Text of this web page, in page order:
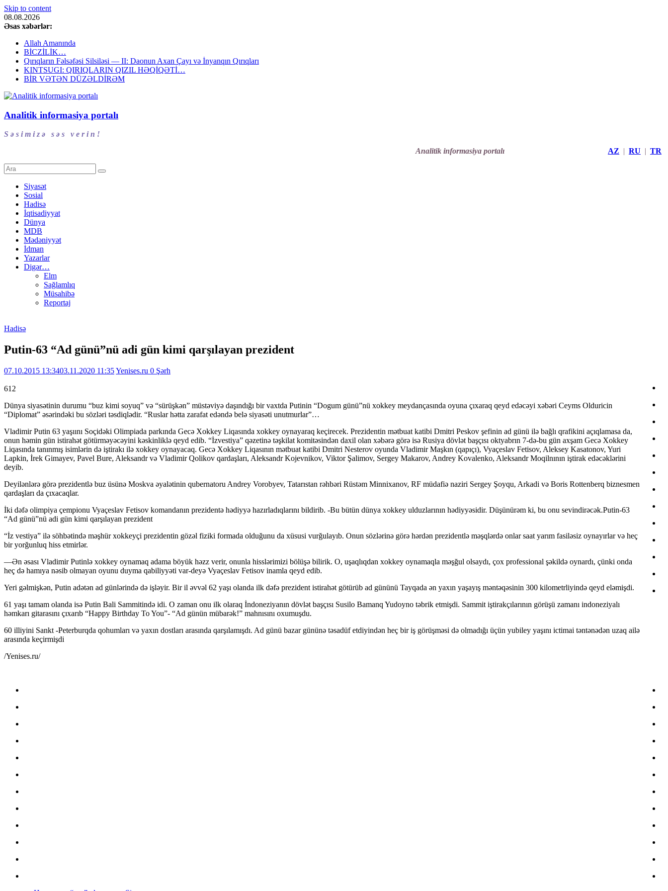
Skip to content
08.08.2026
Əsas xəbərlər:
Allah Amanında
BİCZİLİK…
Qırıqların Fəlsəfəsi Silsiləsi — II: Daonun Axan Çayı və İnyanqın Qırıqları
KINTSUGI: QIRIQLARIN QIZIL HƏQİQƏTİ…
BİR VƏTƏN DÜZƏLDİRƏM
Analitik informasiya portalı
S ə s i m i z ə s ə s v e r i n !
Analitik informasiya portalı
AZ | RU | TR
Siyasət
Sosial
Hadisə
İqtisadiyyat
Dünya
MDB
Mədəniyyət
İdman
Yazarlar
Digər…
Elm
Sağlamlıq
Müsahibə
Reportaj
Hadisə
Putin-63 “Ad günü”nü adi gün kimi qarşılayan prezident
07.10.2015 13:3403.11.2020 11:35Yenises.ru 0 Şərh
612
Dünya siyasətinin durumu “buz kimi soyuq” və “sürüşkən” müstəviyə daşındığı bir vaxtda Putinin “Dogum günü”nü xokkey meydançasında oyuna çıxaraq qeyd edəcəyi xəbəri Ceyms Olduricin
“Diplomat” əsərindəki bu sözləri təsdiqlədir. “Ruslar hətta zarafat edəndə belə siyasəti unutmurlar”…
Vladimir Putin 63 yaşıını Soçidəki Olimpiada parkında Gecə Xokkey Liqasında xokkey oynayaraq keçirecek. Prezidentin mətbuat katibi Dmitri Peskov şefinin ad günü ilə bağlı qrafikini açıqlamasa da,
onun həmin gün istirahət götürməyəcəyini kəskinliklə qeyd edib. “İzvestiya” qəzetinə təşkilat komitəsindən daxil olan xəbərə görə isə Rusiya dövlət başçısı oktyabrın 7-də-bu gün axşam Gecə Xokkey
Liqasında tanınmış isimlərin də iştirakı ilə xokkey oynayacaq. Gecə Xokkey Liqasının mətbuat katibi Dmitri Nesterov oyunda Vladimir Maşkın (qapıçı), Vyaçeslav Fetisov, Aleksey Kasatonov, Yuri
Lapkin, İrek Gimayev, Pavel Bure, Aleksandr və Vladimir Qolikov qardaşları, Aleksandr Kojevnikov, Viktor Şalimov, Sergey Makarov, Andrey Kovalenko, Aleksandr Moqilnının iştirak edəcəklərini
deyib.
Deyilənlərə görə prezidentlə buz üsünə Moskva əyalətinin qubernatoru Andrey Vorobyev, Tatarıstan rəhbəri Rüstəm Minnixanov, RF müdafiə naziri Sergey Şoyqu, Arkadi və Boris Rottenberq biznesmen
qardaşları da çıxacaqlar.
İki dəfə olimpiya çempionu Vyaçeslav Fetisov komandanın prezidentə hədiyyə hazırladıqlarını bildirib. -Bu bütün dünya xokkey ulduzlarının hədiyyəsidir. Düşünürəm ki, bu onu sevindirəcək.Putin-63
“Ad günü”nü adi gün kimi qarşılayan prezident
“İz vestiya” ilə söhbətində məşhür xokkeyçi prezidentin gözəl fiziki formada olduğunu da xüsusi vurğulayıb. Onun sözlərinə görə hərdən prezidentlə məşqlərdə onlar saat yarım fasiləsiz oynayırlar və heç
bir yorğunluq hiss etmirlər.
—Ən əsası Vladimir Putinlə xokkey oynamaq adama böyük həzz verir, onunla hisslərimizi bölüşə bilirik. O, uşaqlıqdan xokkey oynamaqla məşğul olsaydı, çox professional şəkildə oynardı, çünki onda
heç də hamıya nəsib olmayan oyunu duyma qabiliyyəti var-deyə Vyaçeslav Fetisov inamla qeyd edib.
Yeri gəlmişkən, Putin adətən ad günlərində də işləyir. Bir il əvvəl 62 yaşı olanda ilk dəfə prezident istirahət götürüb ad gününü Tayqada ən yaxın yaşayış məntəqəsinin 300 kilometrliyində qeyd eləmişdi.
61 yaşı tamam olanda isə Putin Bali Sammitində idi. O zaman onu ilk olaraq İndoneziyanın dövlət başçısı Susilo Bamanq Yudoyno təbrik etmişdi. Sammit iştirakçılarının görüşü zamanı indoneziyalı
həmkarı gitarasını çıxarıb “Happy Birthday To You”- “Ad günün mübarək!” mahnısını oxumuşdu.
60 illiyini Sankt -Peterburqda qohumları və yaxın dostları arasında qarşılamışdı. Ad günü bazar gününə təsadüf etdiyindən heç bir iş görüşməsi də olmadığı üçün yubiley yaşını ictimai təntənədən uzaq ailə
arasında keçirmişdi
/Yenises.ru/